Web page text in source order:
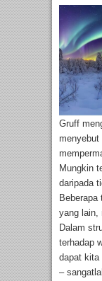
Gruff
menyebut
Mungkin
daripada
Beberapa
yang lain,
Dalam
terhadap
dapat kita
–